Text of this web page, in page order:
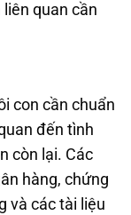
quan cần
con cần chuẩn
đến tình
còn lại. Các
hàng, chứng
và các tài liệu